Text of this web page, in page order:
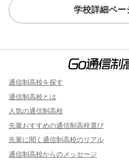
学校詳細ペー
通信制高校を探す
通信制高校とは
人気の通信制高校
先輩おすすめの通信制高校選び
先輩に聞く通信制高校のリアル
通信制高校からのメッセージ